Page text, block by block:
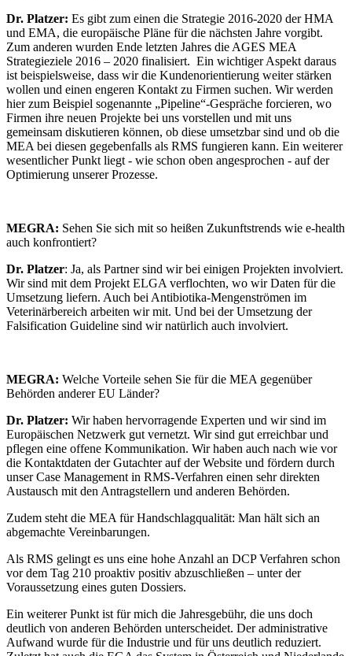
Dr. Platzer: Es gibt zum einen die Strategie 2016-2020 der HMA
und EMA, die europäische Pläne für die nächsten Jahre vorgibt.
Zum anderen wurden Ende letzten Jahres die AGES MEA
Strategieziele 2016 – 2020 finalisiert. Ein wichtiger Aspekt daraus
ist beispielsweise, dass wir die Kundenorientierung weiter stärken
wollen und einen engeren Kontakt zu Firmen suchen. Wir werden
hier zum Beispiel sogenannte „Pipeline“-Gespräche forcieren, wo
Firmen ihre neuen Projekte bei uns vorstellen und mit uns
gemeinsam diskutieren können, ob diese umsetzbar sind und ob die
MEA bei diesen gegebenfalls als RMS fungieren kann. Ein weiterer
wesentlicher Punkt liegt - wie schon oben angesprochen - auf der
Optimierung unserer Prozesse.
MEGRA: Sehen Sie sich mit so heißen Zukunftstrends wie e-health
auch konfrontiert?
Dr. Platzer: Ja, als Partner sind wir bei einigen Projekten involviert.
Wir sind mit dem Projekt ELGA verflochten, wo wir Daten für die
Umsetzung liefern. Auch bei Antibiotika-Mengenströmen im
Veterinärbereich arbeiten wir mit. Und bei der Umsetzung der
Falsification Guideline sind wir natürlich auch involviert.
MEGRA: Welche Vorteile sehen Sie für die MEA gegenüber
Behörden anderer EU Länder?
Dr. Platzer: Wir haben hervorragende Experten und wir sind im
Europäischen Netzwerk gut vernetzt. Wir sind gut erreichbar und
pflegen eine offene Kommunikation. Wir haben auch nach wie vor
die Kontaktdaten der Gutachter auf der Website und fördern durch
unser Case Management in RMS-Verfahren einen sehr direkten
Austausch mit den Antragstellern und anderen Behörden.
Zudem steht die MEA für Handschlagqualität: Man hält sich an
abgemachte Vereinbarungen.
Als RMS gelingt es uns eine hohe Anzahl an DCP Verfahren schon
vor dem Tag 210 proaktiv positiv abzuschließen – unter der
Voraussetzung eines guten Dossiers.
Ein weiterer Punkt ist für mich die Jahresgebühr, die uns doch
deutlich von anderen Behörden unterscheidet. Der administrative
Aufwand wurde für die Industrie und für uns deutlich reduziert.